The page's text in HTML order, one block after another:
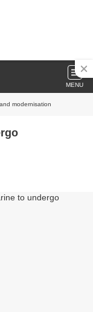
MENU
modernisation